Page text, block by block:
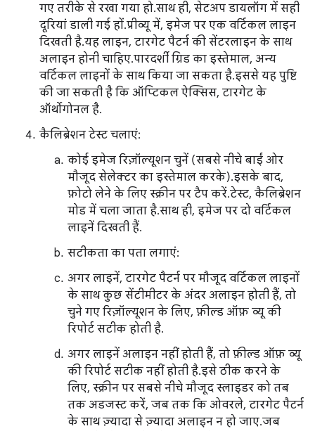
गए तरीके से रखा गया हो. साथ ही, सेटअप डायलॉग में सही
दूरियां डाली गई हों. प्रीव्यू में, इमेज पर एक वर्टिकल लाइन
दिखती है. यह लाइन, टारगेट पैटर्न की सेंटरलाइन के साथ
अलाइन होनी चाहिए. पारदर्शी ग्रिड का इस्तेमाल, अन्य
वर्टिकल लाइनों के साथ किया जा सकता है. इससे यह पुष्टि
की जा सकती है कि ऑप्टिकल ऐक्सिस, टारगेट के
ऑर्थोगोनल है.
कैलिब्रेशन टेस्ट चलाएं:
कोई इमेज रिज़ॉल्यूशन चुनें (सबसे नीचे बाईं ओर
मौजूद सेलेक्टर का इस्तेमाल करके). इसके बाद,
फ़ोटो लेने के लिए स्क्रीन पर टैप करें. टेस्ट, कैलिब्रेशन
मोड में चला जाता है. साथ ही, इमेज पर दो वर्टिकल
लाइनें दिखती हैं.
सटीकता का पता लगाएं:
अगर लाइनें, टारगेट पैटर्न पर मौजूद वर्टिकल लाइनों
के साथ कुछ सेंटीमीटर के अंदर अलाइन होती हैं, तो
चुने गए रिज़ॉल्यूशन के लिए, फ़ील्ड ऑफ़ व्यू की
रिपोर्ट सटीक होती है.
अगर लाइनें अलाइन नहीं होती हैं, तो फ़ील्ड ऑफ़ व्यू
की रिपोर्ट सटीक नहीं होती है. इसे ठीक करने के
लिए, स्क्रीन पर सबसे नीचे मौजूद स्लाइडर को तब
तक अडजस्ट करें, जब तक कि ओवरले, टारगेट पैटर्न
के साथ ज़्यादा से ज़्यादा अलाइन न हो जाए. जब